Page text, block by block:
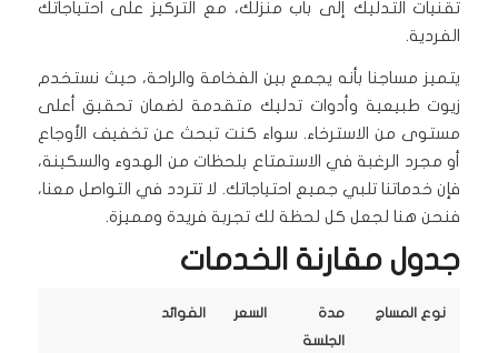
تقنيات التدليك إلى باب منزلك، مع التركيز على احتياجاتك
الفردية.
يتميز مساجنا بأنه يجمع بين الفخامة والراحة، حيث نستخدم
زيوت طبيعية وأدوات تدليك متقدمة لضمان تحقيق أعلى
مستوى من الاسترخاء. سواء كنت تبحث عن تخفيف الأوجاع
أو مجرد الرغبة في الاستمتاع بلحظات من الهدوء والسكينة،
فإن خدماتنا تلبي جميع احتياجاتك. لا تتردد في التواصل معنا،
فنحن هنا لجعل كل لحظة لك تجربة فريدة ومميزة.
جدول مقارنة الخدمات
نوع المساج
مدة
الجلسة
السعر الفوائد